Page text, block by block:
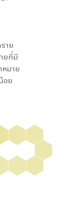
าย
ยที่มี
หมาย
อย